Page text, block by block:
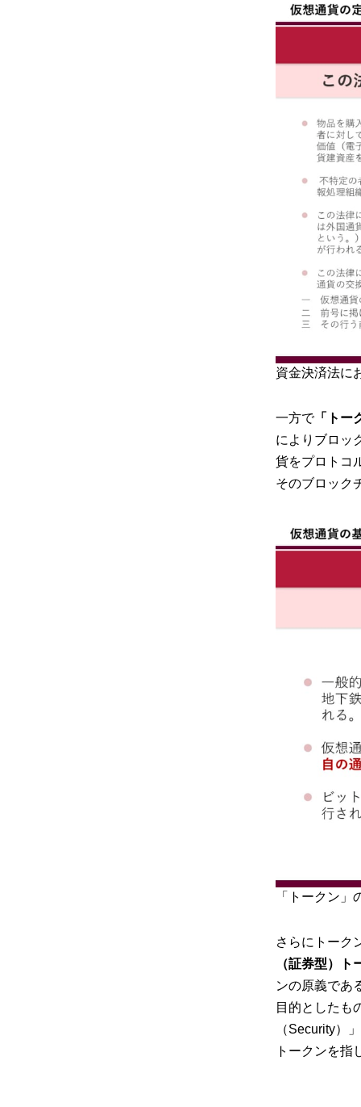
資金決済法に
一方で「トー
によりブロッ
貨をプロトコ
そのブロック
「トークン」
さらにトーク
（証券型）ト
ンの原義であ
目的としたも
（Security）
トークンを指